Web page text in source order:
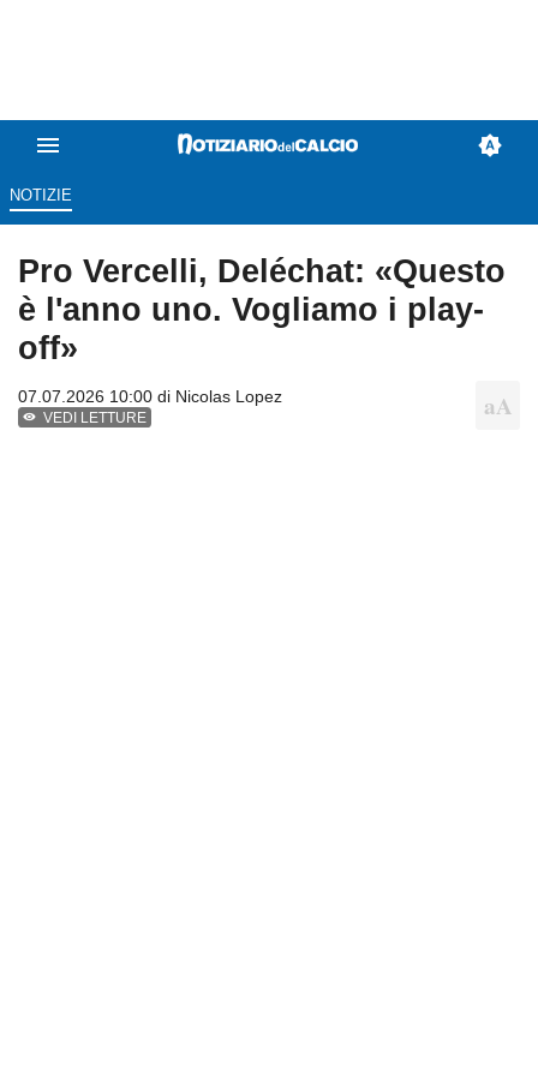
NOTIZIE
Pro Vercelli, Deléchat: «Questo
è l'anno uno. Vogliamo i play-
off»
07.07.2026 10:00 di Nicolas Lopez
VEDI LETTURE